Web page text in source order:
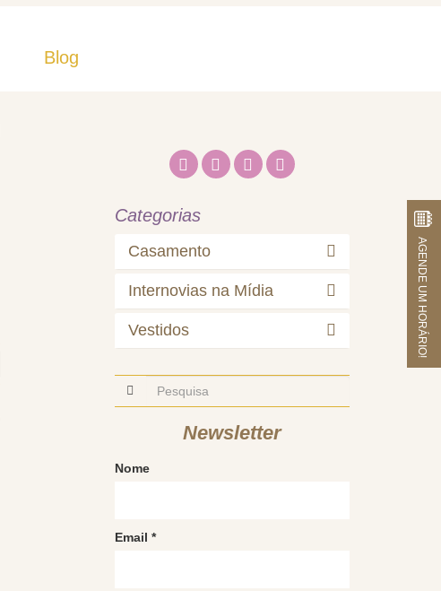
Blog
Categorias
Casamento
Internovias na Mídia
Vestidos
Newsletter
Nome
Email *
AGENDE UM HORÁRIO!